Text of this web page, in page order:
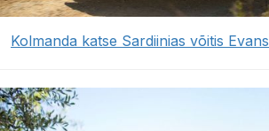
Kolmanda katse Sardiinias võitis Evans